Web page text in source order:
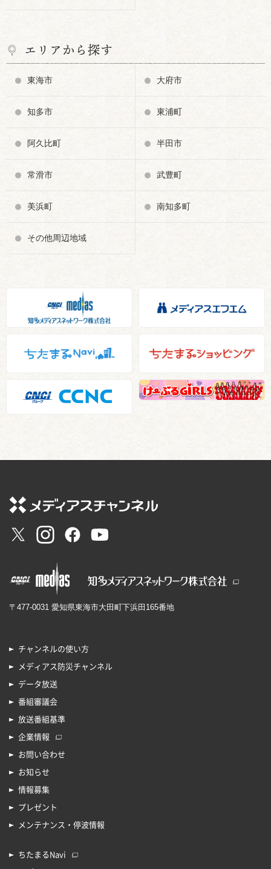
エリアから探す
東海市 大府市
知多市 東浦町
阿久比町 半田市
常滑市 武豊町
美浜町 南知多町
その他周辺地域
〒477-0031 愛知県東海市大田町下浜田165番地
チャンネルの使い方
メディアス防災チャンネル
データ放送
番組審議会
放送番組基準
企業情報
お問い合わせ
お知らせ
情報募集
プレゼント
メンテナンス・停波情報
ちたまるNavi